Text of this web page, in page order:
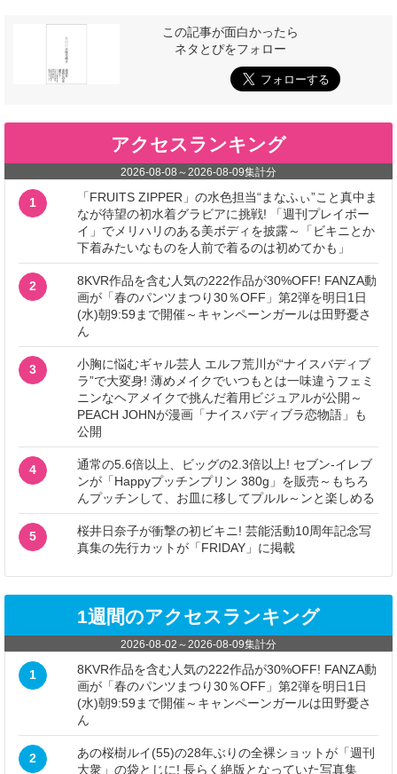
この記事が面白かったら
ネタとぴをフォロー
アクセスランキング
2026-08-08 ～2026-08-09集計分
1
「FRUITS ZIPPER」の水色担当“まなふぃ”こと真中ま
なが待望の初水着グラビアに挑戦! 「週刊プレイボー
イ」でメリハリのある美ボディを披露～「ビキニとか
下着みたいなものを人前で着るのは初めてかも」
2
8KVR作品を含む人気の222作品が30%OFF! FANZA動
画が「春のパンツまつり30％OFF」第2弾を明日1日
(水)朝9:59まで開催～キャンペーンガールは田野憂さ
ん
3
小胸に悩むギャル芸人 エルフ荒川が“ナイスバディブ
ラ”で大変身! 薄めメイクでいつもとは一味違うフェミ
ニンなヘアメイクで挑んだ着用ビジュアルが公開～
PEACH JOHNが漫画「ナイスバディブラ恋物語」も
公開
4
通常の5.6倍以上、ビッグの2.3倍以上! セブン‐イレブ
ンが「Happyプッチンプリン 380g」を販売～もちろ
んプッチンして、お皿に移してプルル～ンと楽しめる
5
桜井日奈子が衝撃の初ビキニ! 芸能活動10周年記念写
真集の先行カットが「FRIDAY」に掲載
1週間のアクセスランキング
2026-08-02 ～2026-08-09集計分
1
8KVR作品を含む人気の222作品が30%OFF! FANZA動
画が「春のパンツまつり30％OFF」第2弾を明日1日
(水)朝9:59まで開催～キャンペーンガールは田野憂さ
ん
2
あの桜樹ルイ(55)の28年ぶりの全裸ショットが「週刊
大衆」の袋とじに! 長らく絶版となっていた写真集